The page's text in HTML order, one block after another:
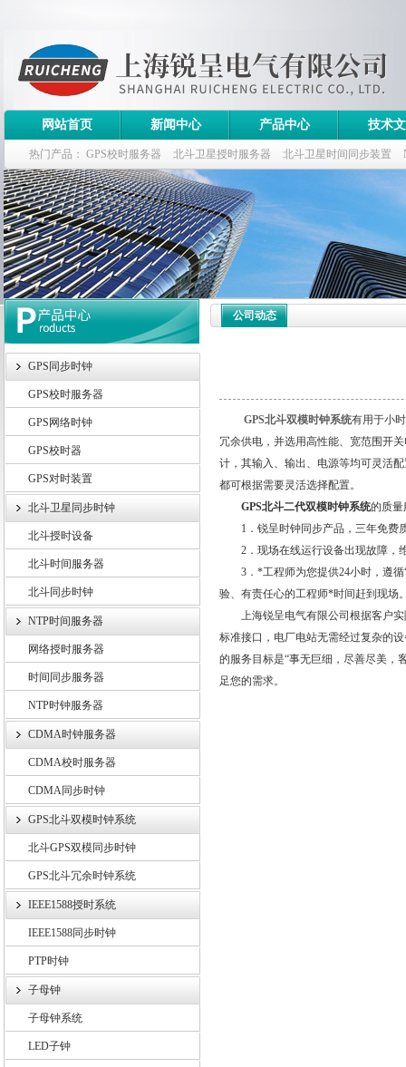
上海锐呈电气有限公司
网站首页 新闻中心 产品中心 技术
热门产品： GPS校时服务器 北斗卫星授时服务器 北斗卫星时间同步装置
斗卫星同步时钟指标
GPS同步时钟
GPS校时服务器
GPS网络时钟
GPS校时器
GPS对时装置
北斗卫星同步时钟
北斗授时设备
北斗时间服务器
北斗同步时钟
NTP时间服务器
网络授时服务器
时间同步服务器
NTP时钟服务器
CDMA时钟服务器
CDMA校时服务器
CDMA同步时钟
GPS北斗双模时钟系统
北斗GPS双模同步时钟
GPS北斗冗余时钟系统
IEEE1588授时系统
IEEE1588同步时钟
PTP时钟
子母钟
子母钟系统
LED子钟
公司动态
GPS北斗双模时钟系统有用于小
冗余供电，并选用高性能、宽范围开
计，其输入、输出、电源等均可灵活
都可根据需要灵活选择配置。
GPS北斗二代双模时钟系统的质量
1．锐呈时钟同步产品，三年免费
2．现场在线运行设备出现故障，维
3．*工程师为您提供24小时，遵循“
验、有责任心的工程师*时间赶到现场
上海锐呈电气有限公司根据客户实
标准接口，电厂电站无需经过复杂的
的服务目标是“事无巨细，尽善尽美，
足您的需求。